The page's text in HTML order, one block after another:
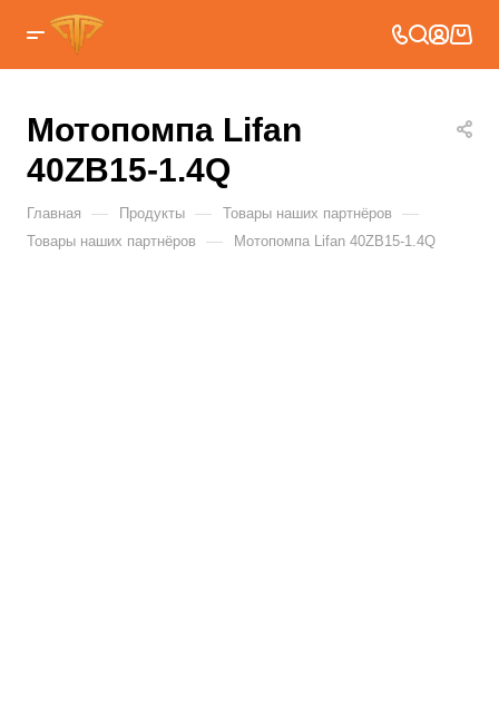
Мотопомпа Lifan
40ZB15-1.4Q
Главная — Продукты — Товары наших партнёров —
Товары наших партнёров — Мотопомпа Lifan 40ZB15-1.4Q